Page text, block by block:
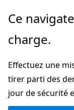
Passer
directement
au
principal
Ce
charge.
Effectuez une
tirer parti des
jour de sécurité